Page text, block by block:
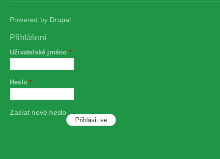
Powered by Drupal
Přihlášení
Uživatelské jméno *
Heslo*
Zaslat nové heslo